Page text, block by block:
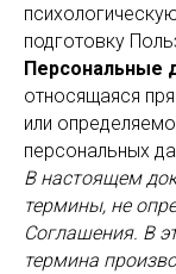
подготовку
Персональные
относящаяся
или
персональных
В настоящем
термины, не
Соглашения. В
термина